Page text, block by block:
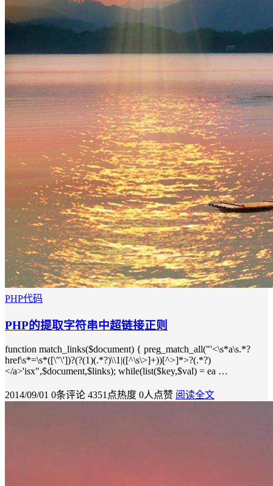
PHP代码
PHP的提取字符串中超链接正则
function match_links($document) { preg_match_all("'<\s*a\s.*?
href\s*=\s*([\"\'])?(?(1)(.*?)\\1|([^\s\>]+))[^>]*>?(.*?)
</a>'isx",$document,$links); while(list($key,$val) = ea …
2014/09/01 0条评论 4351点热度 0人点赞 阅读全文